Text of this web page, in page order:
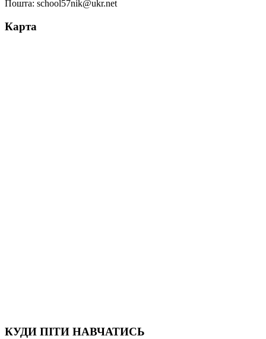
Пошта: school57nik@ukr.net
Карта
КУДИ ПІТИ НАВЧАТИСЬ